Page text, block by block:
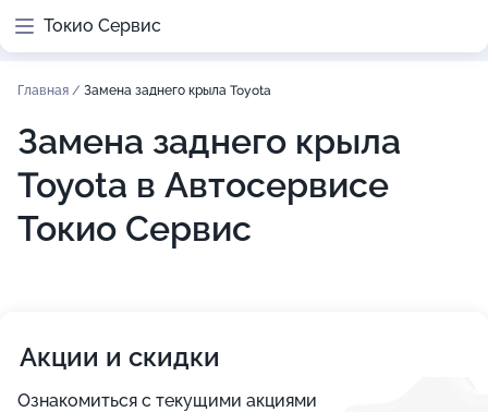
Токио Сервис
Главная / Замена заднего крыла Toyota
Замена заднего крыла
Toyota в Автосервисе
Токио Сервис
Акции и скидки
Ознакомиться с текущими акциями